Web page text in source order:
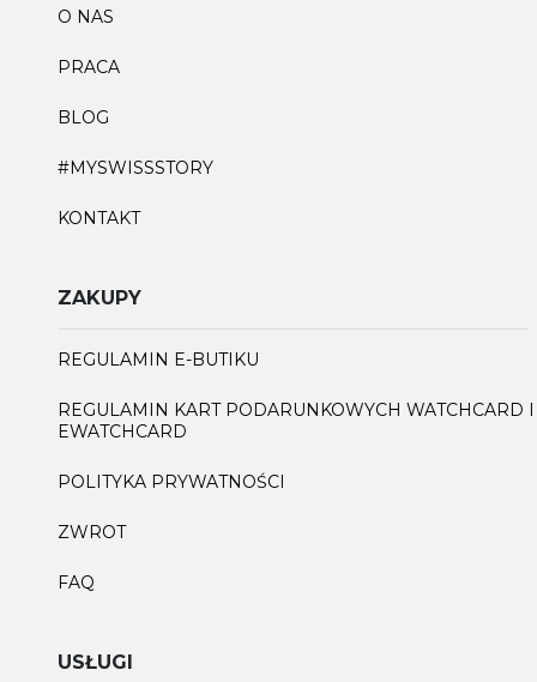
O NAS
PRACA
BLOG
#MYSWISSSTORY
KONTAKT
ZAKUPY
REGULAMIN E-BUTIKU
REGULAMIN KART PODARUNKOWYCH WATCHCARD I
EWATCHCARD
POLITYKA PRYWATNOŚCI
ZWROT
FAQ
USŁUGI